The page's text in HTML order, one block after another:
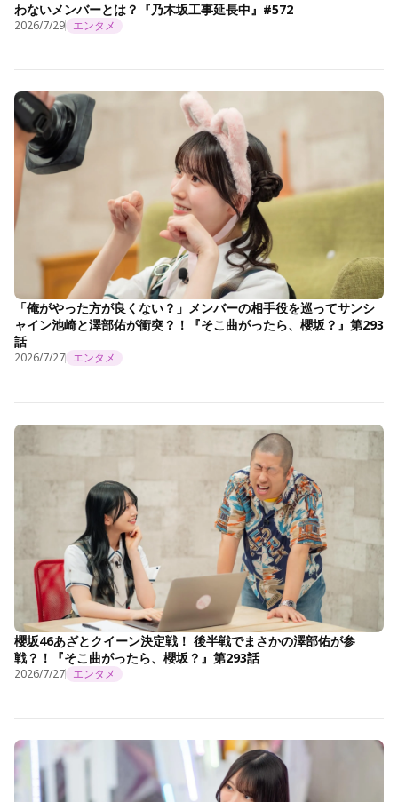
わないメンバーとは？『乃木坂工事延長中』#572
2026/7/29 エンタメ
「俺がやった方が良くない？」メンバーの相手役を巡ってサンシ
ャイン池崎と澤部佑が衝突？！『そこ曲がったら、櫻坂？』第293
話
2026/7/27 エンタメ
櫻坂46あざとクイーン決定戦！ 後半戦でまさかの澤部佑が参
戦？！『そこ曲がったら、櫻坂？』第293話
2026/7/27 エンタメ